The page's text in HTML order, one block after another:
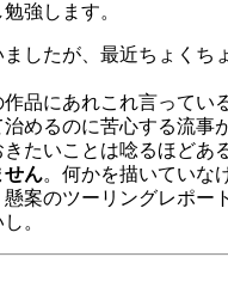
強します。
たが、最近ちょくち
品にあれこれ言ってい
めるのに苦心する流
たいことは唸るほど
せん。何かを描いていな
案のツーリングレポ
。